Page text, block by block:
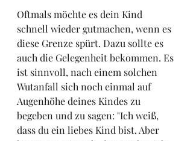
Oftmals möchte es dein Kind
schnell wieder gutmachen, wenn es
diese Grenze spürt. Dazu sollte es
auch die Gelegenheit bekommen. Es
ist sinnvoll, nach einem solchen
Wutanfall sich noch einmal auf
Augenhöhe deines Kindes zu
begeben und zu sagen: "Ich weiß,
dass du ein liebes Kind bist. Aber